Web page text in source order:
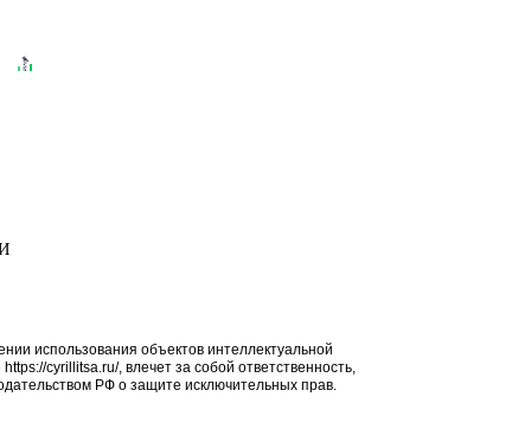
использования объектов интеллектуальной
cyrillitsa.ru/, влечет за собой ответственность,
РФ о защите исключительных прав.